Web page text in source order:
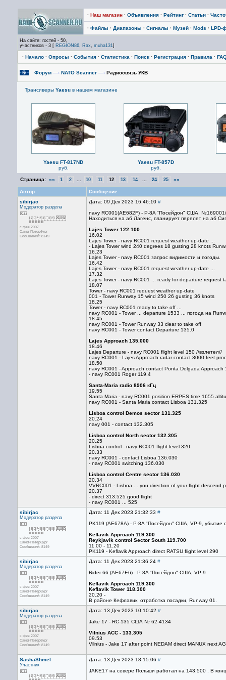
· Наш магазин · Объявления · Рейтинг · Статьи ·
· Файлы · Диапазоны · Сигналы · Музей · Mods · LPD-
На сайте: гостей - 50,
участников - 3 [ REGION86, Rax, muha131]
· Начало · Опросы · События · Статистика · Поиск · Регистрация · Правила ·
Форум —› NATO Scanner —› Радиосвязь УКВ
Трансиверы Yaesu в нашем магазине
Yaesu FT-817ND
руб.
Yaesu FT-857D
руб.
Страница: «« 1 2 10 11 12 13 14 24 25 »»
Автор
Сообщение
sibirjac
Модератор раздела
с фев 2007
Санкт-Петербург
Сообщений: 8149
Дата: 09 Дек 2023 16:46:10 #
navy RC001(AE682F) - P-8A "Посейдон" США,
Находиться на аб Лагенс, планирует перелет на аб
Lajes Tower 122.100
16.02
Lajes Tower - navy RC001 request weather up-date ...
- Lajes Tower wind 240 degrees 18 gusting 28 knots
16.23
Lajes Tower - navy RC001 запрос видимости и погоды.
16.42
Lajes Tower - navy RC001 request weather up-date ...
17.32
Lajes Tower - navy RC001 ... ready for departure request
18.07
Tower - navy RC001 request weather up-date
001 - Tower Runway 15 wind 250 26 gusting 36 knots
18.25
Tower - navy RC001 ready to take off ...
navy RC001 - Tower ... departure 1533 ... погода на
18.45
navy RC001 - Tower Runway 33 clear to take off
navy RC001 - Tower contact Departure 135.0
Lajes Approach 135.000
18.46
Lajes Departure - navy RC001 flight level 150 //взлетел//
navy RC001 - Lajes Approach radar contact 3000 feet
18.50
navy RC001 - Approach contact Ponta Delgada Approach
- navy RC001 Roger 119.4
Santa-Maria radio 8906 кГц
19.55
Santa Maria - navy RC001 position ERPES time 1655
navy RC001 - Santa Maria contact Lisboa 131.325
Lisboa control Demos sector 131.325
20.24
navy 001 - contact 132.305
Lisboa control North sector 132.305
20.25
Lisboa control - navy RC001 flight level 320
20.33
navy RC001 - contact Lisboa 136.030
- navy RC001 switching 136.030
Lisboa control Centre sector 136.030
20.34
VVRC001 - Lisboa ... you direction of your flight descend
20.37
- direct 313.525 good flight
- navy RC001 ... 525
sibirjac
Модератор раздела
с фев 2007
Санкт-Петербург
Сообщений: 8149
Дата: 11 Дек 2023 21:32:33 #
PK119 (AE678A) - P-8A "Посейдон" США, VP-9, убытие
Keflavik Approach 119.300
Reykjavik control Sector South 119.700
11.00 - 11.20
PK119 - Keflavik Approach direct RATSU flight level 290
sibirjac
Модератор раздела
с фев 2007
Санкт-Петербург
Сообщений: 8149
Дата: 11 Дек 2023 21:36:24 #
Rider 66 (AE67E6) - P-8A "Посейдон" США, VP-9
Keflavik Approach 119.300
Keflavik Tower 118.300
20.20 -
В районе Кефлавик, отработка посадки, Runway 01.
sibirjac
Модератор раздела
с фев 2007
Санкт-Петербург
Сообщений: 8149
Дата: 13 Дек 2023 10:10:42 #
Jake 17 - RC-135 США № 62-4134
Vilnius ACC - 133.305
09.53
Vilnius - Jake 17 after point NEDAM direct MANUX next
SashaShmel
Участник
Дата: 13 Дек 2023 18:15:06 #
JAKE17 на севере Польши работал на 143.500 . В